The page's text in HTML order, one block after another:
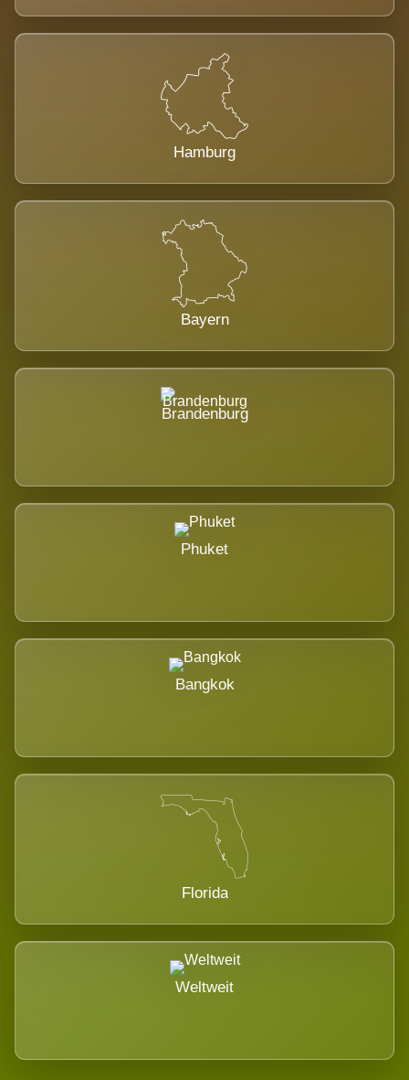
Hamburg
Bayern
Brandenburg
Phuket
Bangkok
Florida
Weltweit